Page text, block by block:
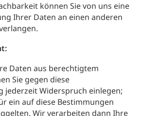
können Sie von uns eine
Ihrer Daten an einen anderen
Daten aus berechtigtem
Sie gegen diese
jederzeit Widerspruch einlegen;
ein auf diese Bestimmungen
Wir verarbeiten dann Ihre